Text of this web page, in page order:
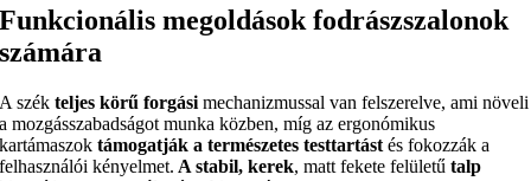
Funkcionális megoldások fodrászszalonok
számára
A székteljes körű forgási mechanizmussal van felszerelve, ami növeli
a mozgásszabadságot munka közben, míg az ergonómikus
kartámaszoktámogatják a természetes testtartást és fokozzák a
felhasználói kényelmet. A stabil, kerek, matt fekete felületűtalp